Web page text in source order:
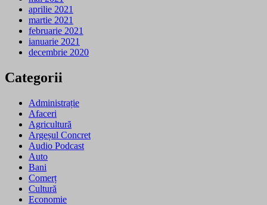
aprilie 2021
martie 2021
februarie 2021
ianuarie 2021
decembrie 2020
Categorii
Administrație
Afaceri
Agricultură
Argeșul Concret
Audio Podcast
Auto
Bani
Comerț
Cultură
Economie